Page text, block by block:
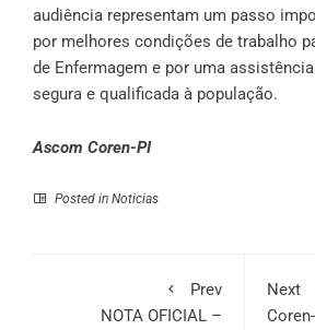
audiência representam um passo
por melhores condições de trabalho
de Enfermagem e por uma
segura e qualificada à população.
Ascom Coren-PI
Posted in Noticias
Prev
NOTA OFICIAL –
Next